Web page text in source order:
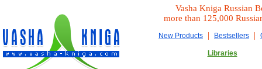
Vasha Kniga Russian
more than 125,000
New Products | Bestsellers |
Libraries